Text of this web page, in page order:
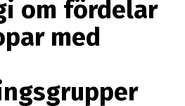
om fördelar
med